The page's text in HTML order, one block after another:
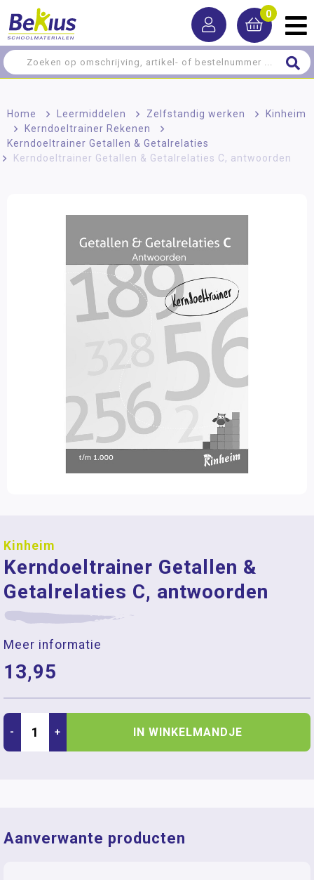
0
Home > Leermiddelen > Zelfstandig werken >
Kinheim
>
Kerndoeltrainer Rekenen
>
Kerndoeltrainer Getallen & Getalrelaties
Kerndoeltrainer Getallen & Getalrelaties C, antwoorden
Kinheim
Kerndoeltrainer Getallen &
Getalrelaties C, antwoorden
Meer informatie
13,95
- + IN WINKELMANDJE
Aanverwante producten